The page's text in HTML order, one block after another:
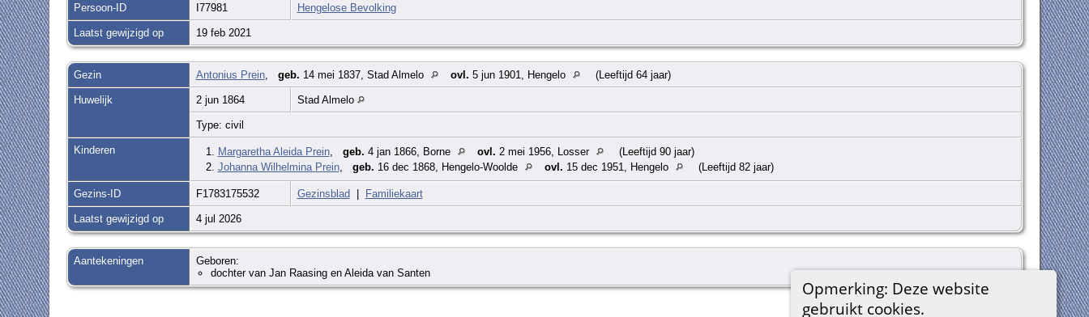
Opmerking: Deze website
gebruikt cookies.
Persoon-ID I77981 Hengelose Bevolking
Laatst gewijzigd op 19 feb 2021
Gezin Antonius Prein, geb. 14 mei 1837, Stad Almelo ovl. 5 jun 1901, Hengelo (Leeftijd 64 jaar)
Huwelijk 2 jun 1864 Stad Almelo
Type: civil
Kinderen 1. Margaretha Aleida Prein, geb. 4 jan 1866, Borne ovl. 2 mei 1956, Losser
(Leeftijd 90 jaar)
2. Johanna Wilhelmina Prein, geb. 16 dec 1868, Hengelo-Woolde ovl. 15 dec 1951, Hengelo (Leeftijd 82 jaar)
Gezins-ID F1783175532 Gezinsblad Familiekaart
Laatst gewijzigd op 4 jul 2026
Aantekeningen
Geboren:
dochter van Jan Raasing en Aleida van Santen